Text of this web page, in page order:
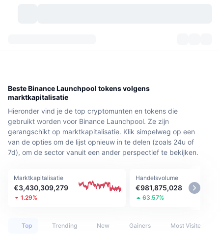
Historische snapshots
Token-ontgrendelingen
Opbrengsten
Activa uit de echte wereld
Leaderboards
Marktoverzicht
Spotmarkt
Aantal cryptovaluta's
Bitcoin Schatkisten
BNB Schatkisten
Instroom/uitstroom van exchanges
Signalen
Populair
Nieuw
Stijgers
Meme-verkenner
Tophandelaren
Beurzen
Gecentraliseerde beurzen
Spot
Derivaten
Community
Feeds
Onderwerpen
Live
Artikelen
API
API
Crypto-API
DEX API
Producten
Producten
Converter
Beste Binance Launchpool tokens volgens
marktkapitalisatie
Hieronder vind je de top cryptomunten en tokens die
gebruikt worden voor Binance Launchpool. Ze zijn
gerangschikt op marktkapitalisatie. Klik simpelweg op een
van de opties om de lijst opnieuw in te delen (zoals 24u of
7d), om de sector vanuit een ander perspectief te bekijken.
Marktkapitalisatie
€3,430,309,279
1.29%
Handelsvolume
€981,875,028
63.57%
Top Trending New Gainers Most Visited